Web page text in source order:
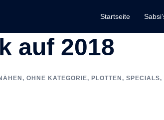
Startseite
auf 2018
, OHNE KATEGORIE, PLOTTEN , SPECIALS,